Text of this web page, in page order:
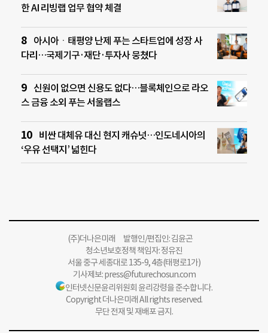
한 AI 리빙랩 업무 협약 체결
아시아ㆍ태평양 난제 푸는 스타트업에 성장 사
다리…국제기구·재단·투자사 뭉쳤다
신원이 없으면 신용도 없다…블록체인으로 라오
스 금융 소외 푸는 서울랩스
비싼 대체유 대신 현지 캐슈넛…인도네시아의
‘우유 선택지’ 넓힌다
(주)더나은미래 발행인/편집인: 김윤곤
청소년보호정책 책임자: 정유진
서울 중구 세종대로 135-9, 4층(태평로1가)
기사제보:press@futurechosun.com
인터넷신문윤리위원회 윤리강령을 준수합니다.
Copyright 더나은미래 All rights reserved.
무단 전재 및 재배포 금지.